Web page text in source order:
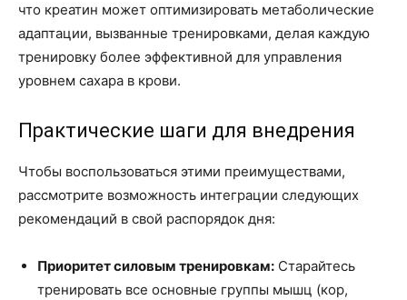
что креатин может оптимизировать метаболические
адаптации, вызванные тренировками, делая каждую
тренировку более эффективной для управления
уровнем сахара в крови.
Практические шаги для внедрения
Чтобы воспользоваться этими преимуществами,
рассмотрите возможность интеграции следующих
рекомендаций в свой распорядок дня:
Приоритет силовым тренировкам: Старайтесь
тренировать все основные группы мышц (кор,